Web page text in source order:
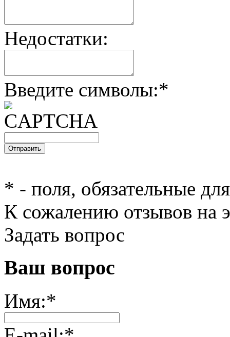
Недостатки:
Введите символы:*
* - поля, обязательные
К сожалению отзывов на
Задать вопрос
Ваш вопрос
Имя:*